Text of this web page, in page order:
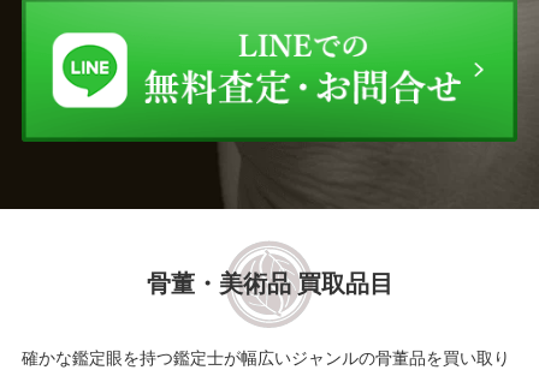
骨董・美術品 買取品目
確かな鑑定眼を持つ鑑定士が幅広いジャンルの骨董品を買い取り